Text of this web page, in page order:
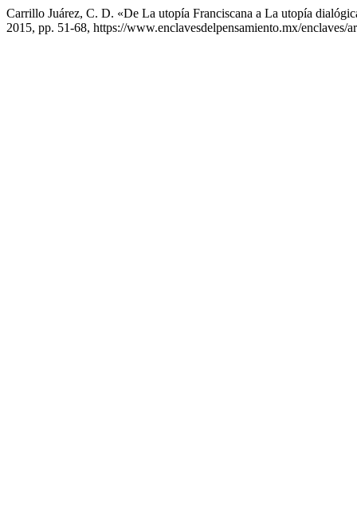
Carrillo Juárez, C. D. «De La utopía Franciscana a La utopía
2015, pp. 51-68, https://www.enclavesdelpensamiento.mx/enclaves/